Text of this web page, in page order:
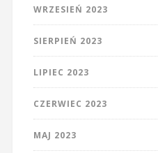
WRZESIEŃ 2023
SIERPIEŃ 2023
LIPIEC 2023
CZERWIEC 2023
MAJ 2023